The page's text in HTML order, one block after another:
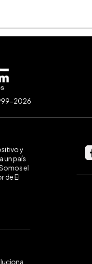
2026
y
un país
el
de El